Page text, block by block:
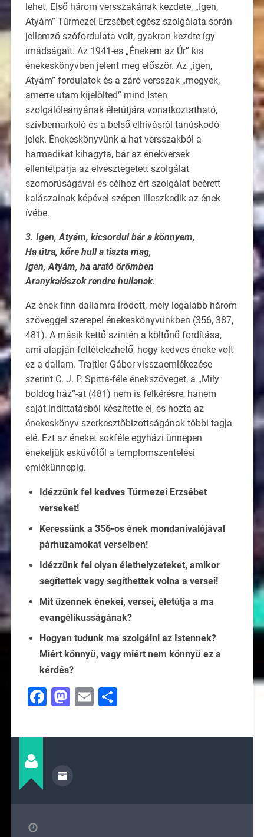
lehet. Első három versszakának kezdete, „Igen,
Atyám” Túrmezei Erzsébet egész szolgálata során
jellemző szófordulata volt, gyakran kezdte így
imádságait. Az 1941-es „Énekem az Úr” kis
énekeskönyvben jelent meg először. Az „igen,
Atyám” fordulatok és a záró versszak „megyek,
amerre utam kijelölted” mind Isten
szolgálóleányának életútjára vonatkoztatható,
szívbemarkoló és a belső elhívásról tanúskodó
jelek. Énekeskönyvünk a hat versszakból a
harmadikat kihagyta, bár az énekversek
ellentétpárja az elvesztegetett szolgálat
szomorúságával és célhoz ért szolgálat beérett
kalászainak képével szépen illeszkedik az ének
ívébe.
3. Igen, Atyám, kicsordul bár a könnyem,
Ha útra, kőre hull a tiszta mag,
Igen, Atyám, ha arató örömben
Aranykalászok rendre hullanak.
Az ének finn dallamra íródott, mely legalább három
szöveggel szerepel énekeskönyvünkben (356, 387,
481). A másik kettő szintén a költőnő fordítása,
ami alapján feltételezhető, hogy kedves éneke volt
ez a dallam. Trajtler Gábor visszaemlékezése
szerint C. J. P. Spitta-féle énekszöveget, a „Mily
boldog ház”-at (481) nem is felkérésre, hanem
saját indíttatásból készítette el, és hozta az
énekeskönyv szerkesztőbizottságának többi tagja
elé. Ezt az éneket sokféle egyházi ünnepen
énekeljük esküvőtől a templomszentelési
emlékünnepig.
Idézzünk fel kedves Túrmezei Erzsébet
verseket!
Keressünk a 356-os ének mondanivalójával
párhuzamokat verseiben!
Idézzünk fel olyan élethelyzeteket, amikor
segítettek vagy segíthettek volna a versei!
Mit üzennek énekei, versei, életútja a ma
evangélikusságának?
Hogyan tudunk ma szolgálni az Istennek?
Miért könnyű, vagy miért nem könnyű ez a
kérdés?
Facebook
Mastodon
EmailOssza